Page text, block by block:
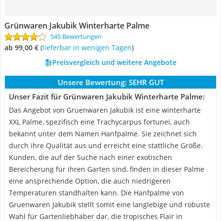
Grünwaren Jakubik Winterharte Palme
545 Bewertungen
ab 99,00 € ( Lieferbar in wenigen Tagen)
Preisvergleich und weitere Angebote
Unsere Bewertung: SEHR GUT
Unser Fazit für Grünwaren Jakubik Winterharte Palme:
Das Angebot von Gruenwaren Jakubik ist eine winterharte
XXL Palme, spezifisch eine Trachycarpus fortunei, auch
bekannt unter dem Namen Hanfpalme. Sie zeichnet sich
durch ihre Qualität aus und erreicht eine stattliche Größe.
Kunden, die auf der Suche nach einer exotischen
Bereicherung für ihren Garten sind, finden in dieser Palme
eine ansprechende Option, die auch niedrigeren
Temperaturen standhalten kann. Die Hanfpalme von
Gruenwaren Jakubik stellt somit eine langlebige und robuste
Wahl für Gartenliebhaber dar, die tropisches Flair in